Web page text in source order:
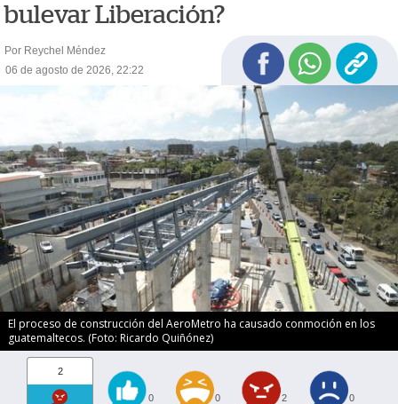
bulevar Liberación?
Por Reychel Méndez
06 de agosto de 2026, 22:22
El proceso de construcción del AeroMetro ha causado conmoción en los
guatemaltecos. (Foto: Ricardo Quiñónez)
2
0 0 2 0